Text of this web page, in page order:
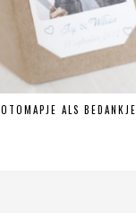
ALS BEDANKJE